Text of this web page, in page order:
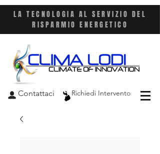
LA TECNOLOGIA AL SERVIZIO DEL
RISPARMIO ENERGETICO
Richiedi Intervento
Contattaci